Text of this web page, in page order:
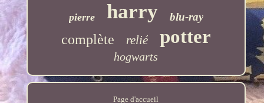
pierre harry blu-ray
complète relié potter
hogwarts
Page d'accueil